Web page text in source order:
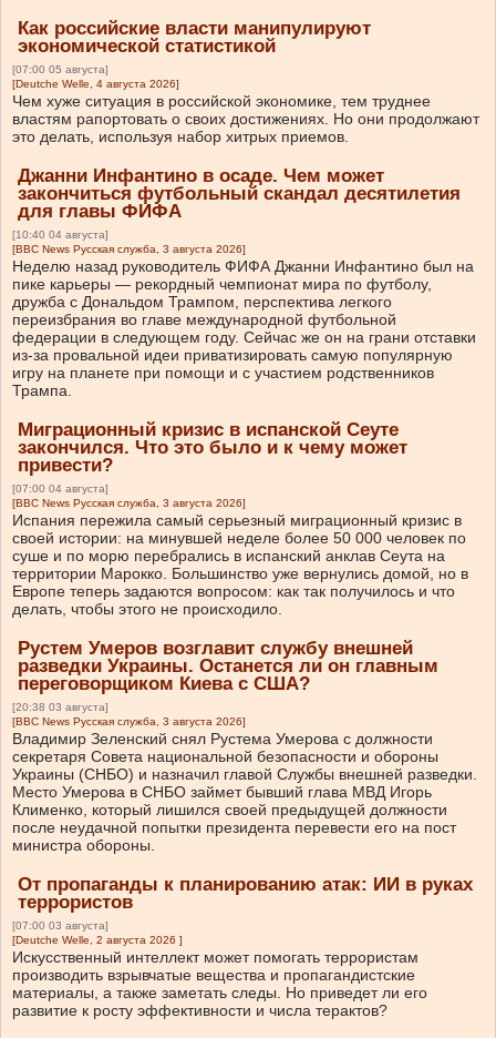
Как российские власти манипулируют
экономической статистикой
[07:00 05 августа]
[Deutche Welle, 4 августа 2026]
Чем хуже ситуация в российской экономике, тем труднее
властям рапортовать о своих достижениях. Но они продолжают
это делать, используя набор хитрых приемов.
Джанни Инфантино в осаде. Чем может
закончиться футбольный скандал десятилетия
для главы ФИФА
[10:40 04 августа]
[BBC News Русская служба, 3 августа 2026]
Неделю назад руководитель ФИФА Джанни Инфантино был на
пике карьеры — рекордный чемпионат мира по футболу,
дружба с Дональдом Трампом, перспектива легкого
переизбрания во главе международной футбольной
федерации в следующем году. Сейчас же он на грани отставки
из-за провальной идеи приватизировать самую популярную
игру на планете при помощи и с участием родственников
Трампа.
Миграционный кризис в испанской Сеуте
закончился. Что это было и к чему может
привести?
[07:00 04 августа]
[BBC News Русская служба, 3 августа 2026]
Испания пережила самый серьезный миграционный кризис в
своей истории: на минувшей неделе более 50 000 человек по
суше и по морю перебрались в испанский анклав Сеута на
территории Марокко. Большинство уже вернулись домой, но в
Европе теперь задаются вопросом: как так получилось и что
делать, чтобы этого не происходило.
Рустем Умеров возглавит службу внешней
разведки Украины. Останется ли он главным
переговорщиком Киева с США?
[20:38 03 августа]
[BBC News Русская служба, 3 августа 2026]
Владимир Зеленский снял Рустема Умерова с должности
секретаря Совета национальной безопасности и обороны
Украины (СНБО) и назначил главой Службы внешней разведки.
Место Умерова в СНБО займет бывший глава МВД Игорь
Клименко, который лишился своей предыдущей должности
после неудачной попытки президента перевести его на пост
министра обороны.
От пропаганды к планированию атак: ИИ в руках
террористов
[07:00 03 августа]
[Deutche Welle, 2 августа 2026 ]
Искусственный интеллект может помогать террористам
производить взрывчатые вещества и пропагандистские
материалы, а также заметать следы. Но приведет ли его
развитие к росту эффективности и числа терактов?